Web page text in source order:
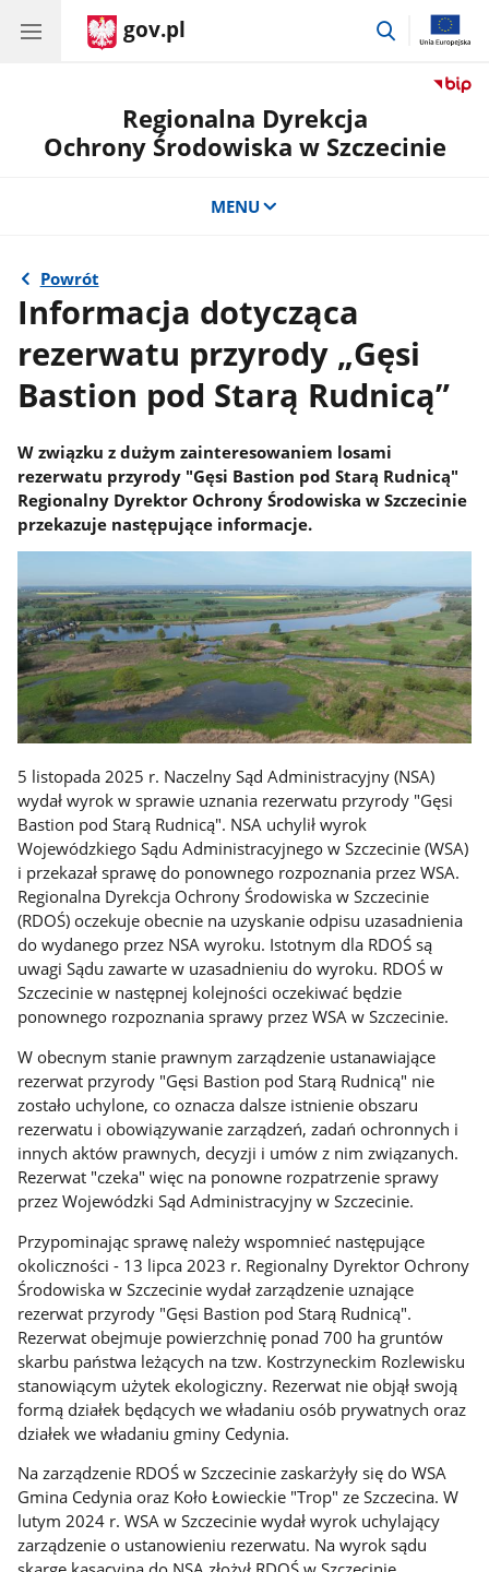
gov.pl
przejdź
Regionalna Dyrekcja
Ochrony Środowiska w Szczecinie
MENU
Powrót
Informacja dotycząca
rezerwatu przyrody „Gęsi
Bastion pod Starą Rudnicą”
W związku z dużym zainteresowaniem losami
rezerwatu przyrody "Gęsi Bastion pod Starą Rudnicą"
Regionalny Dyrektor Ochrony Środowiska w Szczecinie
przekazuje następujące informacje.
5 listopada 2025 r. Naczelny Sąd Administracyjny (NSA)
wydał wyrok w sprawie uznania rezerwatu przyrody "Gęsi
Bastion pod Starą Rudnicą". NSA uchylił wyrok
Wojewódzkiego Sądu Administracyjnego w Szczecinie (WSA)
i przekazał sprawę do ponownego rozpoznania przez WSA.
Regionalna Dyrekcja Ochrony Środowiska w Szczecinie
(RDOŚ) oczekuje obecnie na uzyskanie odpisu uzasadnienia
do wydanego przez NSA wyroku. Istotnym dla RDOŚ są
uwagi Sądu zawarte w uzasadnieniu do wyroku. RDOŚ w
Szczecinie w następnej kolejności oczekiwać będzie
ponownego rozpoznania sprawy przez WSA w Szczecinie.
W obecnym stanie prawnym zarządzenie ustanawiające
rezerwat przyrody "Gęsi Bastion pod Starą Rudnicą" nie
zostało uchylone, co oznacza dalsze istnienie obszaru
rezerwatu i obowiązywanie zarządzeń, zadań ochronnych i
innych aktów prawnych, decyzji i umów z nim związanych.
Rezerwat "czeka" więc na ponowne rozpatrzenie sprawy
przez Wojewódzki Sąd Administracyjny w Szczecinie.
Przypominając sprawę należy wspomnieć następujące
okoliczności - 13 lipca 2023 r. Regionalny Dyrektor Ochrony
Środowiska w Szczecinie wydał zarządzenie uznające
rezerwat przyrody "Gęsi Bastion pod Starą Rudnicą".
Rezerwat obejmuje powierzchnię ponad 700 ha gruntów
skarbu państwa leżących na tzw. Kostrzyneckim Rozlewisku
stanowiącym użytek ekologiczny. Rezerwat nie objął swoją
formą działek będących we władaniu osób prywatnych oraz
działek we władaniu gminy Cedynia.
Na zarządzenie RDOŚ w Szczecinie zaskarżyły się do WSA
Gmina Cedynia oraz Koło Łowieckie "Trop" ze Szczecina. W
lutym 2024 r. WSA w Szczecinie wydał wyrok uchylający
zarządzenie o ustanowieniu rezerwatu. Na wyrok sądu